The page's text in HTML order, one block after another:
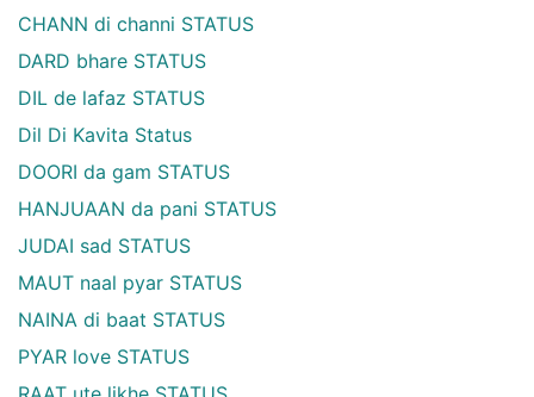
CHANN di channi STATUS
DARD bhare STATUS
DIL de lafaz STATUS
Dil Di Kavita Status
DOORI da gam STATUS
HANJUAAN da pani STATUS
JUDAI sad STATUS
MAUT naal pyar STATUS
NAINA di baat STATUS
PYAR love STATUS